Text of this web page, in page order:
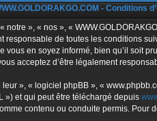
c
h
e
r
h
e
- Conditions
», « nos », «
de toutes les conditions
en soyez informé, bien qu’il soit
acceptez d’être légalement
», « logiciel phpBB », «
») et qui peut être téléchargé depuis
contenu ou conduite permis.